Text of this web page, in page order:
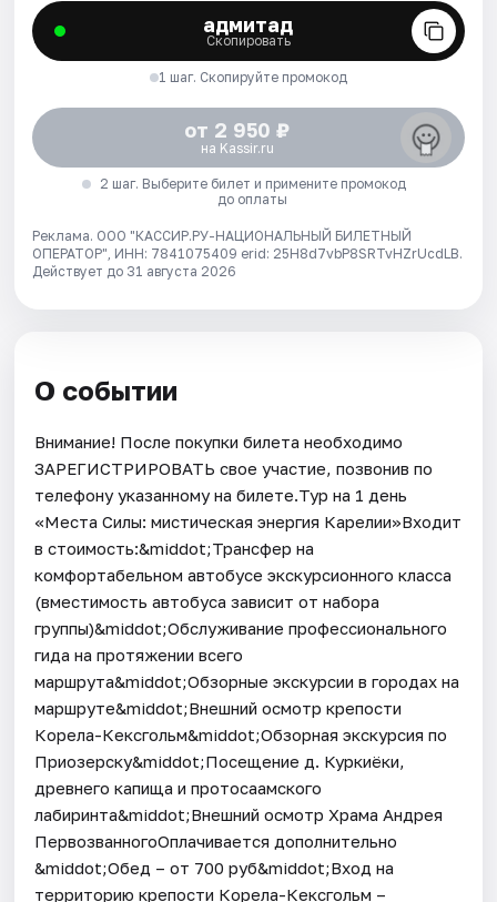
адмитад
Скопировать
1 шаг. Скопируйте промокод
от 2 950 ₽
на Kassir.ru
2 шаг. Выберите билет и примените промокод
до оплаты
Реклама. ООО "КАССИР.РУ-НАЦИОНАЛЬНЫЙ БИЛЕТНЫЙ
ОПЕРАТОР", ИНН: 7841075409 erid: 25H8d7vbP8SRTvHZrUcdLB.
Действует до 31 августа 2026
О событии
Внимание! После покупки билета необходимо
ЗАРЕГИСТРИРОВАТЬ свое участие, позвонив по
телефону указанному на билете.Тур на 1 день
«Места Силы: мистическая энергия Карелии»Входит
в стоимость:&middot;Трансфер на
комфортабельном автобусе экскурсионного класса
(вместимость автобуса зависит от набора
группы)&middot;Обслуживание профессионального
гида на протяжении всего
маршрута&middot;Обзорные экскурсии в городах на
маршруте&middot;Внешний осмотр крепости
Корела-Кексгольм&middot;Обзорная экскурсия по
Приозерску&middot;Посещение д. Куркиёки,
древнего капища и протосаамского
лабиринта&middot;Внешний осмотр Храма Андрея
ПервозванногоОплачивается дополнительно
&middot;Обед – от 700 руб&middot;Вход на
территорию крепости Корела-Кексгольм –